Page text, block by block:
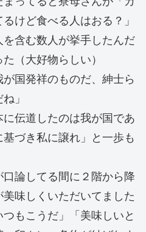
けど食べる人はおる？」
含む数人が挙手したんだ
（大好物らしい）
国発祥のものだ、紳士ら
」
伝道したのは我が国であ
づき私に譲れ」と一歩も
論してる間に２階から降
味しくいただいてました
もこうだ」「美味しいと